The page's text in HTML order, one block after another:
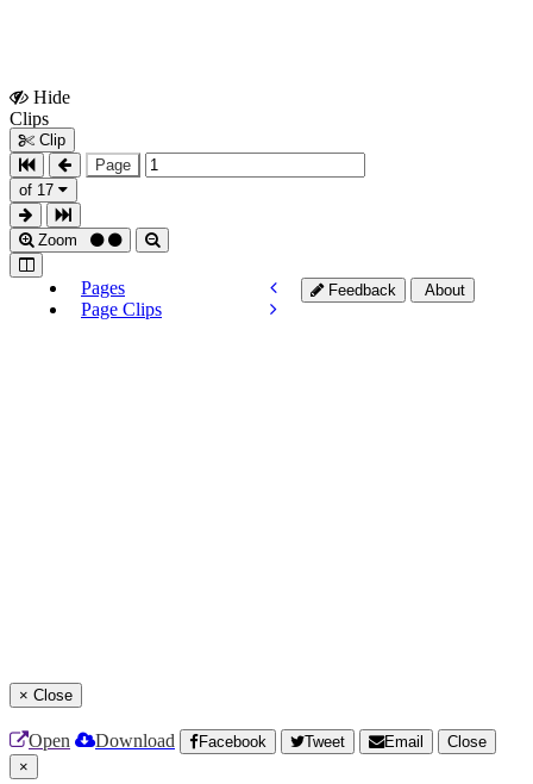
Hide
Clips
Clip
Page
of 17
Zoom
Pages
Page Clips
Feedback About
× Close
Open Download Facebook Tweet Email
Close
×